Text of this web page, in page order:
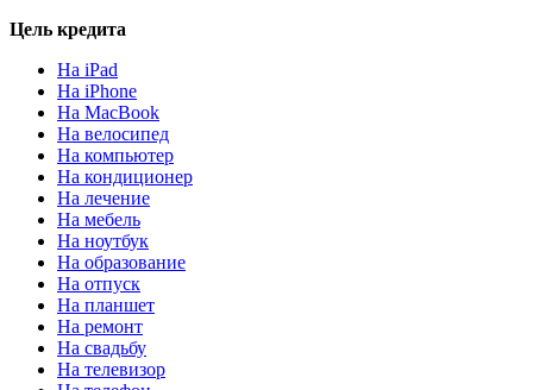
Цель кредита
На iPad
На iPhone
На MacBook
На велосипед
На компьютер
На кондиционер
На лечение
На мебель
На ноутбук
На образование
На отпуск
На планшет
На ремонт
На свадьбу
На телевизор